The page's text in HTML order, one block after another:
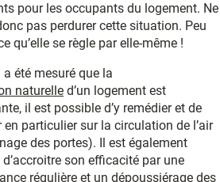
pour les occupants du logement. Ne
pas perdurer cette situation. Peu
qu’elle se règle par elle-même !
a été mesuré que la
naturelle d’un logement est
il est possible d’y remédier et de
en particulier sur la circulation de l’air
des portes). Il est également
son efficacité par une
régulière et un dépoussiérage des